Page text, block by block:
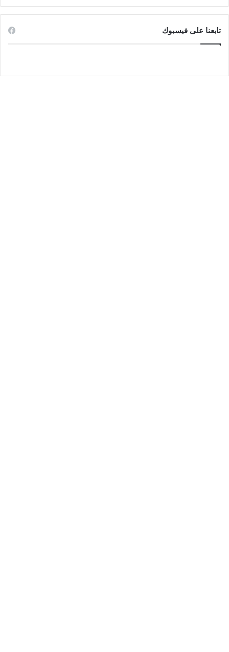
تابعنا على فيسبوك